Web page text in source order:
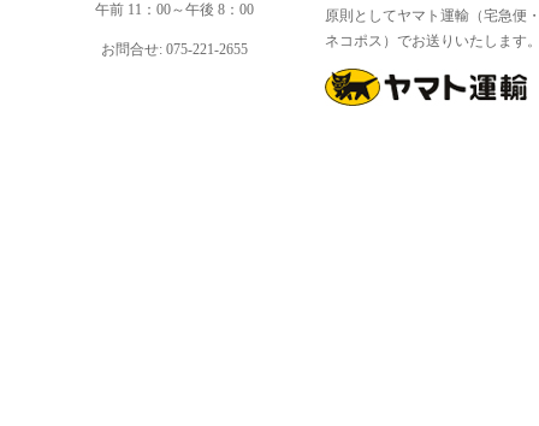
午前 11：00～午後 8：00
お問合せ: 075-221-2655
原則としてヤマト運輸（宅急便
ネコポス）でお送りいたします